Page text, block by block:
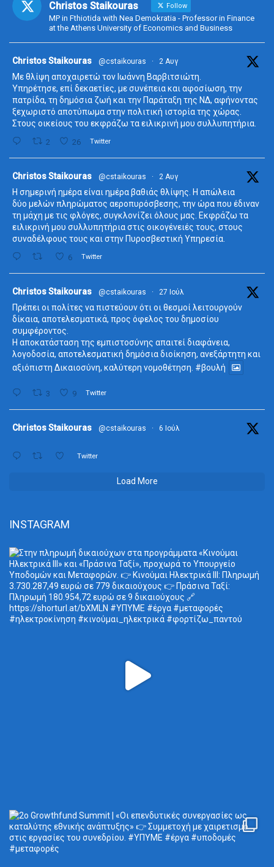
Christos Staikouras Follow
MP in Fthiotida with Nea Demokratia - Professor in Finance
at the Athens University of Economics and Business
Christos Staikouras @cstaikouras · 2 Αυγ
Με θλίψη αποχαιρετώ τον Ιωάννη Βαρβιτσιώτη.
Υπηρέτησε, επί δεκαετίες, με συνέπεια και αφοσίωση, την
πατρίδα, τη δημόσια ζωή και την Παράταξη της ΝΔ, αφήνοντας
ξεχωριστό αποτύπωμα στην πολιτική ιστορία της χώρας.
Στους οικείους του εκφράζω τα ειλικρινή μου συλλυπητήρια.
2 26 Twitter
Christos Staikouras @cstaikouras · 2 Αυγ
Η σημερινή ημέρα είναι ημέρα βαθιάς θλίψης. Η απώλεια
δύο μελών πληρώματος αεροπυρόσβεσης, την ώρα που έδιναν
τη μάχη με τις φλόγες, συγκλονίζει όλους μας. Εκφράζω τα
ειλικρινή μου συλλυπητήρια στις οικογένειές τους, στους
συναδέλφους τους και στην Πυροσβεστική Υπηρεσία.
6 Twitter
Christos Staikouras @cstaikouras · 27 Ιούλ
Πρέπει οι πολίτες να πιστεύουν ότι οι θεσμοί λειτουργούν
δίκαια, αποτελεσματικά, προς όφελος του δημοσίου
συμφέροντος.
Η αποκατάσταση της εμπιστοσύνης απαιτεί διαφάνεια,
λογοδοσία, αποτελεσματική δημόσια διοίκηση, ανεξάρτητη και
αξιόπιστη Δικαιοσύνη, καλύτερη νομοθέτηση. #βουλή
3 9 Twitter
Christos Staikouras @cstaikouras · 6 Ιούλ
Twitter
Load More
INSTAGRAM